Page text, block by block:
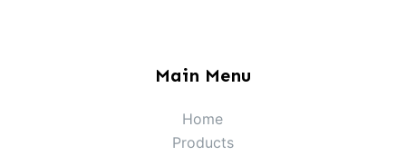
Main Menu
Home
Products